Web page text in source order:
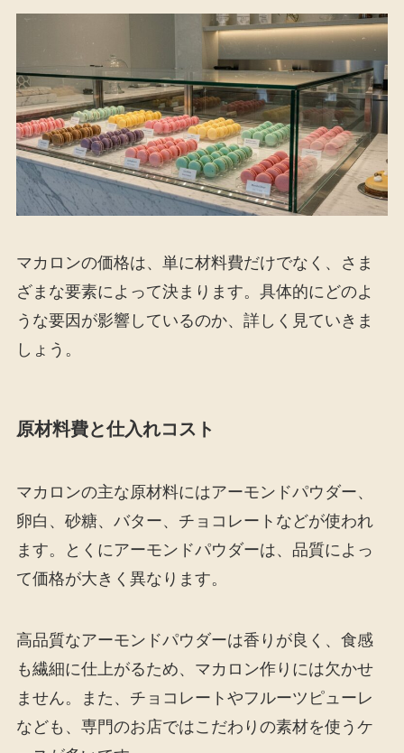
マカロンの価格は、単に材料費だけでなく、さま
ざまな要素によって決まります。具体的にどのよ
うな要因が影響しているのか、詳しく見ていきま
しょう。
原材料費と仕入れコスト
マカロンの主な原材料にはアーモンドパウダー、
卵白、砂糖、バター、チョコレートなどが使われ
ます。とくにアーモンドパウダーは、品質によっ
て価格が大きく異なります。
高品質なアーモンドパウダーは香りが良く、食感
も繊細に仕上がるため、マカロン作りには欠かせ
ません。また、チョコレートやフルーツピューレ
なども、専門のお店ではこだわりの素材を使うケ